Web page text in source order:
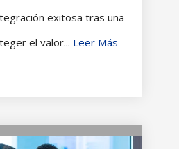
exitosa tras una
el valor... Leer Más